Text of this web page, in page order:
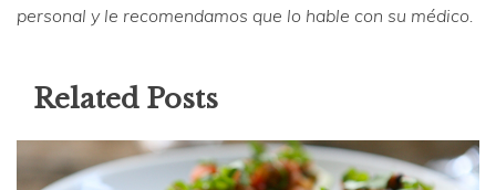
personal y le recomendamos que lo hable con su médico.
Related Posts